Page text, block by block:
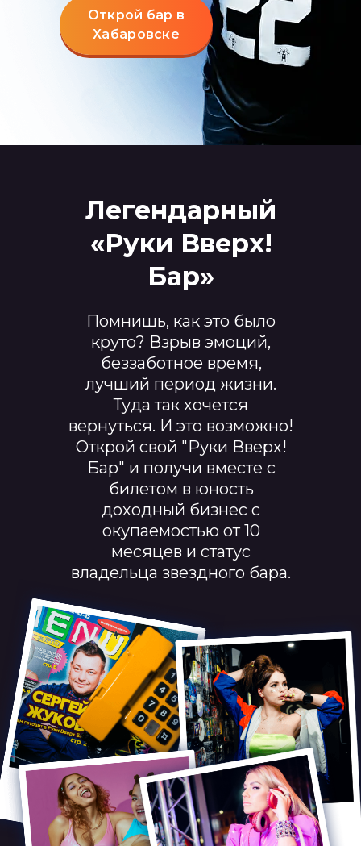
Открой бар в
Хабаровске
Легендарный
«Руки Вверх!
Бар»
Помнишь, как это было
круто? Взрыв эмоций,
беззаботное время,
лучший период жизни.
Туда так хочется
вернуться. И это возможно!
Открой свой "Руки Вверх!
Бар" и получи вместе с
билетом в юность
доходный бизнес с
окупаемостью от 10
месяцев и статус
владельца звездного бара.